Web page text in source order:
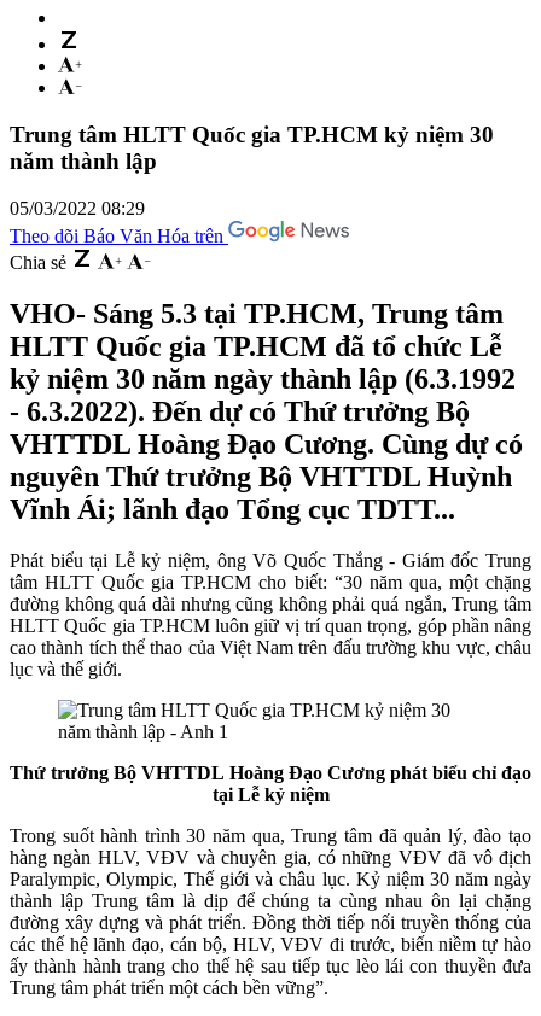
Trung tâm HLTT Quốc gia TP.HCM kỷ niệm 30
năm thành lập
05/03/2022 08:29
Theo dõi Báo Văn Hóa trên
Chia sẻ
VHO- Sáng 5.3 tại TP.HCM, Trung tâm
HLTT Quốc gia TP.HCM đã tổ chức Lễ
kỷ niệm 30 năm ngày thành lập (6.3.1992
- 6.3.2022). Đến dự có Thứ trưởng Bộ
VHTTDL Hoàng Đạo Cương. Cùng dự có
nguyên Thứ trưởng Bộ VHTTDL Huỳnh
Vĩnh Ái; lãnh đạo Tổng cục TDTT...
Phát biểu tại Lễ kỷ niệm, ông Võ Quốc Thắng - Giám đốc Trung
tâm HLTT Quốc gia TP.HCM cho biết: “30 năm qua, một chặng
đường không quá dài nhưng cũng không phải quá ngắn, Trung tâm
HLTT Quốc gia TP.HCM luôn giữ vị trí quan trọng, góp phần nâng
cao thành tích thể thao của Việt Nam trên đấu trường khu vực, châu
lục và thế giới.
Thứ trưởng Bộ VHTTDL Hoàng Đạo Cương phát biểu chỉ đạo
tại Lễ kỷ niệm
Trong suốt hành trình 30 năm qua, Trung tâm đã quản lý, đào tạo
hàng ngàn HLV, VĐV và chuyên gia, có những VĐV đã vô địch
Paralympic, Olympic, Thế giới và châu lục. Kỷ niệm 30 năm ngày
thành lập Trung tâm là dịp để chúng ta cùng nhau ôn lại chặng
đường xây dựng và phát triển. Đồng thời tiếp nối truyền thống của
các thế hệ lãnh đạo, cán bộ, HLV, VĐV đi trước, biến niềm tự hào
ấy thành hành trang cho thế hệ sau tiếp tục lèo lái con thuyền đưa
Trung tâm phát triển một cách bền vững”.